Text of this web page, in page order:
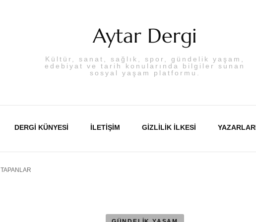
Aytar Dergi
Kültür, sanat, sağlık, spor, gündelik yaşam,
edebiyat ve tarih konularında bilgiler sunan
sosyal yaşam platformu.
DERGI KÜNYESI İLETIŞIM GIZLILIK İLKESI
TAPANLAR